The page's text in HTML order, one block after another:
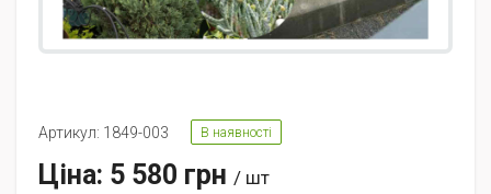
Артикул: 1849-003 В наявності
Ціна: 5 580 грн / шт